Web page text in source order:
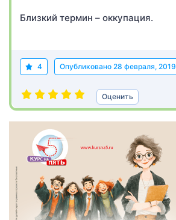
Близкий термин – оккупация.
4 Опубликовано 28 февраля, 2019
Оценить